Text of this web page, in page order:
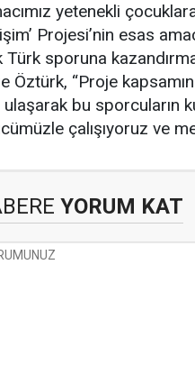
yetenekli
Projesi’nin esas
Türk sporuna
Öztürk, “Proje
bu sporcuların
çalışıyoruz ve
YORUM KAT